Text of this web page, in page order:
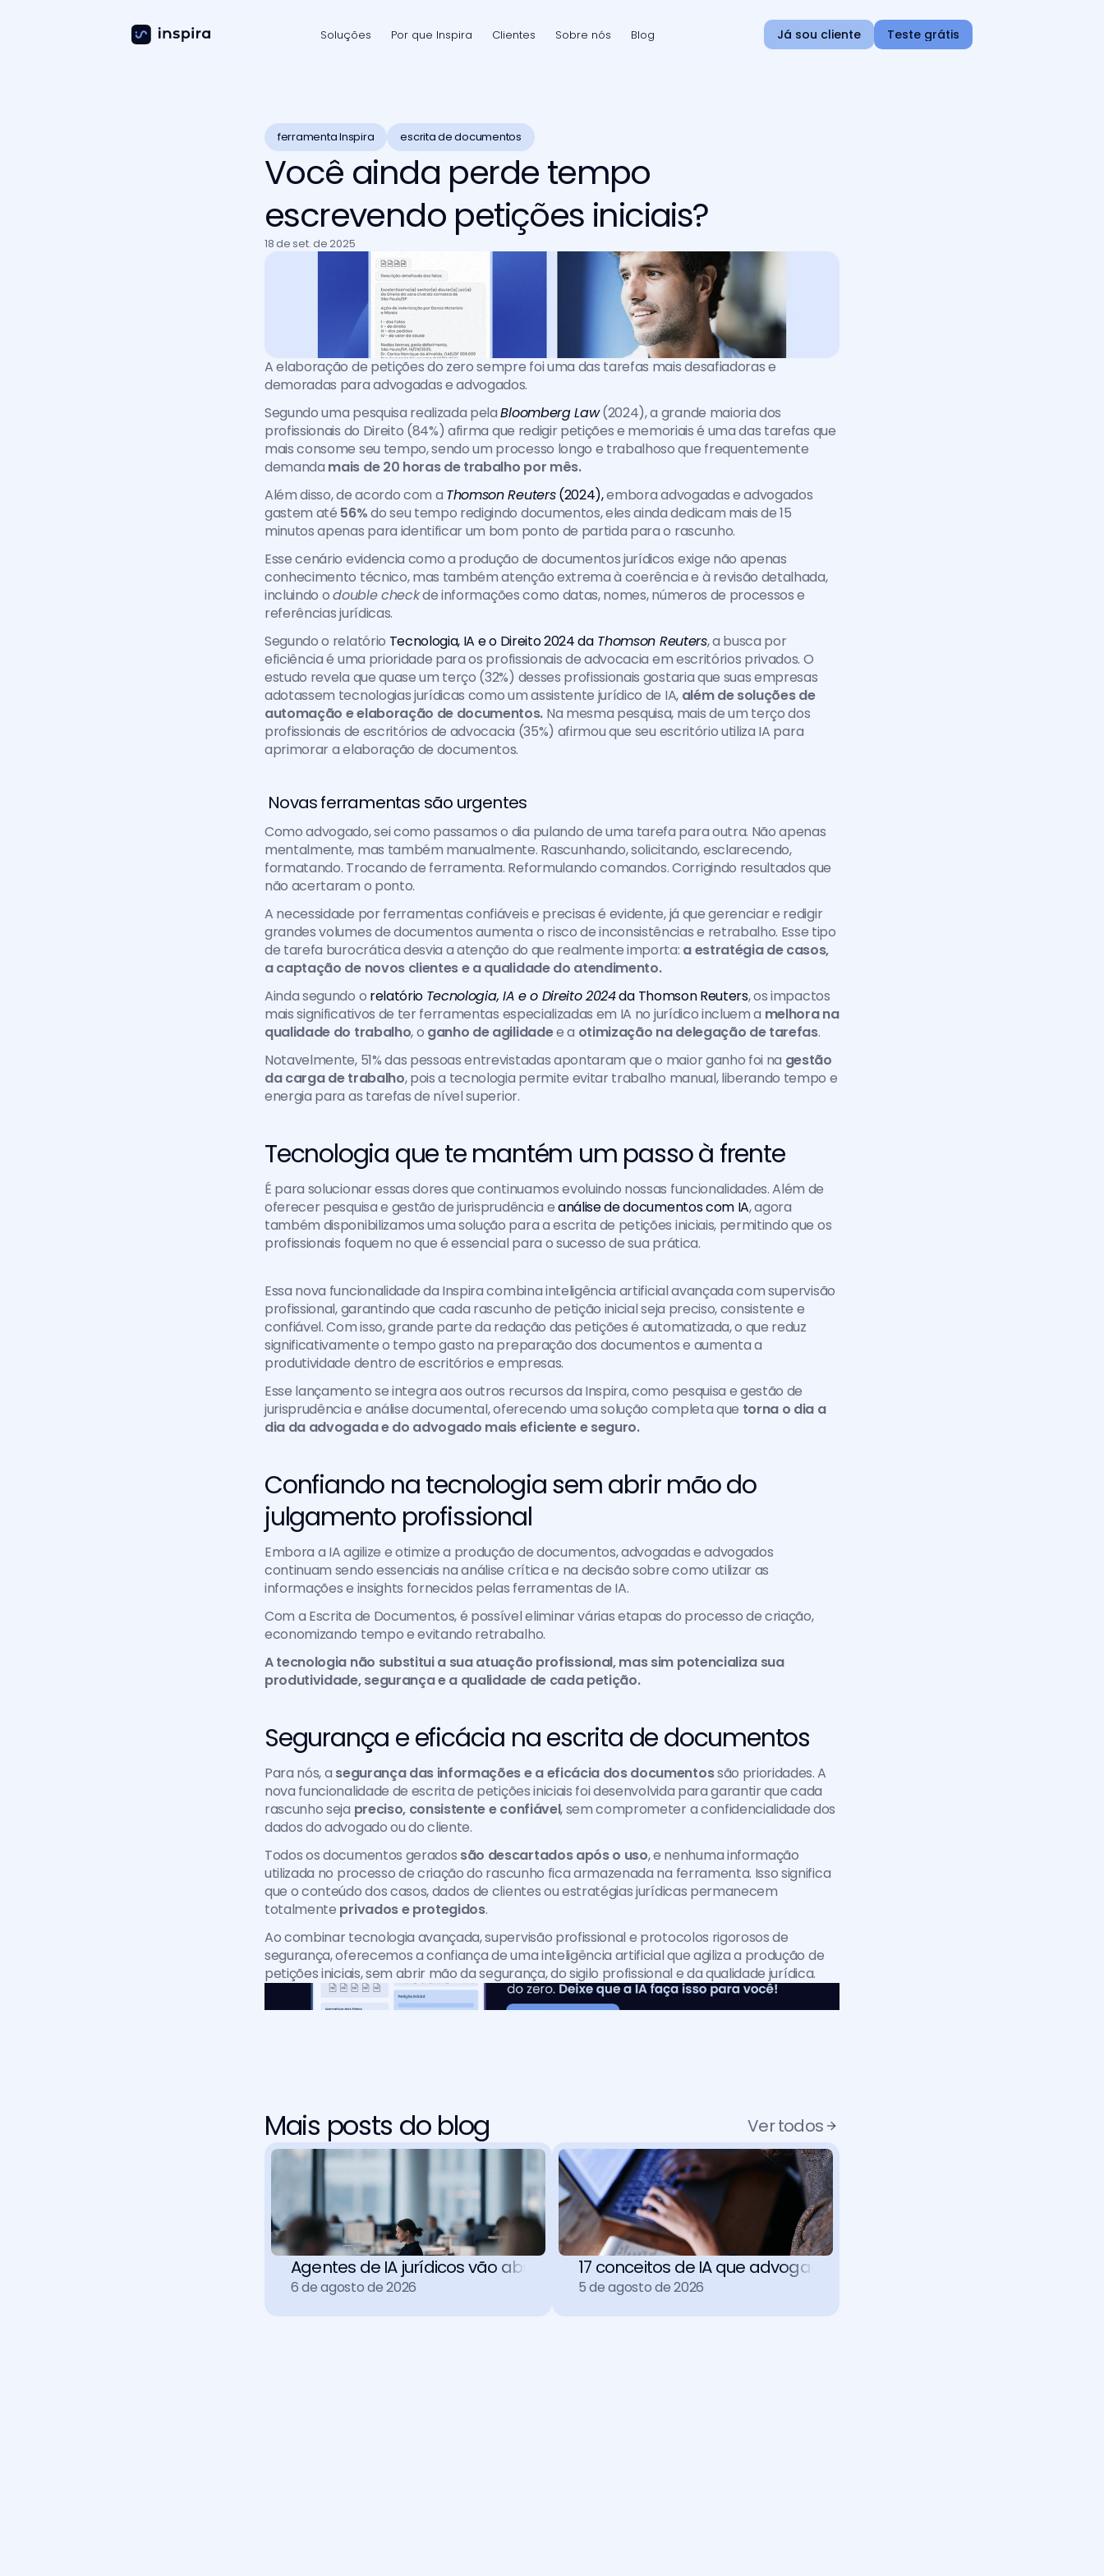
Soluções Por que Inspira Clientes Sobre nós Blog Já sou cliente Teste grátis
ferramenta Inspira escrita de documentos
Você ainda perde tempo
escrevendo petições iniciais?
18 de set. de 2025
A elaboração de petições do zero sempre foi uma das tarefas mais desafiadoras e
demoradas para advogadas e advogados.
Segundo uma pesquisa realizada pela Bloomberg Law (2024), a grande maioria dos
profissionais do Direito (84%) afirma que redigir petições e memoriais é uma das tarefas que
mais consome seu tempo, sendo um processo longo e trabalhoso que frequentemente
demanda mais de 20 horas de trabalho por mês.
Além disso, de acordo com a Thomson Reuters (2024), embora advogadas e advogados
gastem até 56% do seu tempo redigindo documentos, eles ainda dedicam mais de 15
minutos apenas para identificar um bom ponto de partida para o rascunho.
Esse cenário evidencia como a produção de documentos jurídicos exige não apenas
conhecimento técnico, mas também atenção extrema à coerência e à revisão detalhada,
incluindo o double check de informações como datas, nomes, números de processos e
referências jurídicas.
Segundo o relatório Tecnologia, IA e o Direito 2024 da Thomson Reuters, a busca por
eficiência é uma prioridade para os profissionais de advocacia em escritórios privados. O
estudo revela que quase um terço (32%) desses profissionais gostaria que suas empresas
adotassem tecnologias jurídicas como um assistente jurídico de IA, além de soluções de
automação e elaboração de documentos. Na mesma pesquisa, mais de um terço dos
profissionais de escritórios de advocacia (35%) afirmou que seu escritório utiliza IA para
aprimorar a elaboração de documentos.
Novas ferramentas são urgentes
Como advogado, sei como passamos o dia pulando de uma tarefa para outra. Não apenas
mentalmente, mas também manualmente. Rascunhando, solicitando, esclarecendo,
formatando. Trocando de ferramenta. Reformulando comandos. Corrigindo resultados que
não acertaram o ponto.
A necessidade por ferramentas confiáveis e precisas é evidente, já que gerenciar e redigir
grandes volumes de documentos aumenta o risco de inconsistências e retrabalho. Esse tipo
de tarefa burocrática desvia a atenção do que realmente importa: a estratégia de casos,
a captação de novos clientes e a qualidade do atendimento.
Ainda segundo o relatório Tecnologia, IA e o Direito 2024 da Thomson Reuters, os impactos
mais significativos de ter ferramentas especializadas em IA no jurídico incluem a melhora na
qualidade do trabalho, o ganho de agilidade e a otimização na delegação de tarefas.
Notavelmente, 51% das pessoas entrevistadas apontaram que o maior ganho foi na gestão
da carga de trabalho, pois a tecnologia permite evitar trabalho manual, liberando tempo e
energia para as tarefas de nível superior.
Tecnologia que te mantém um passo à frente
É para solucionar essas dores que continuamos evoluindo nossas funcionalidades. Além de
oferecer pesquisa e gestão de jurisprudência e análise de documentos com IA, agora
também disponibilizamos uma solução para a escrita de petições iniciais, permitindo que os
profissionais foquem no que é essencial para o sucesso de sua prática.
Essa nova funcionalidade da Inspira combina inteligência artificial avançada com supervisão
profissional, garantindo que cada rascunho de petição inicial seja preciso, consistente e
confiável. Com isso, grande parte da redação das petições é automatizada, o que reduz
significativamente o tempo gasto na preparação dos documentos e aumenta a
produtividade dentro de escritórios e empresas.
Esse lançamento se integra aos outros recursos da Inspira, como pesquisa e gestão de
jurisprudência e análise documental, oferecendo uma solução completa que torna o dia a
dia da advogada e do advogado mais eficiente e seguro.
Confiando na tecnologia sem abrir mão do
julgamento profissional
Embora a IA agilize e otimize a produção de documentos, advogadas e advogados
continuam sendo essenciais na análise crítica e na decisão sobre como utilizar as
informações e insights fornecidos pelas ferramentas de IA.
Com a Escrita de Documentos, é possível eliminar várias etapas do processo de criação,
economizando tempo e evitando retrabalho.
A tecnologia não substitui a sua atuação profissional, mas sim potencializa sua
produtividade, segurança e a qualidade de cada petição.
Segurança e eficácia na escrita de documentos
Para nós, a segurança das informações e a eficácia dos documentos são prioridades. A
nova funcionalidade de escrita de petições iniciais foi desenvolvida para garantir que cada
rascunho seja preciso, consistente e confiável, sem comprometer a confidencialidade dos
dados do advogado ou do cliente.
Todos os documentos gerados são descartados após o uso, e nenhuma informação
utilizada no processo de criação do rascunho fica armazenada na ferramenta. Isso significa
que o conteúdo dos casos, dados de clientes ou estratégias jurídicas permanecem
totalmente privados e protegidos.
Ao combinar tecnologia avançada, supervisão profissional e protocolos rigorosos de
segurança, oferecemos a confiança de uma inteligência artificial que agiliza a produção de
petições iniciais, sem abrir mão da segurança, do sigilo profissional e da qualidade jurídica.
Mais posts do blog Ver todos
Agentes de IA jurídicos vão absorver 30% do trabalho operacional
6 de agosto de 2026
17 conceitos de IA que advogados precisam entender
5 de agosto de 2026